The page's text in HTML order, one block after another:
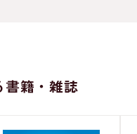
書籍・雑誌